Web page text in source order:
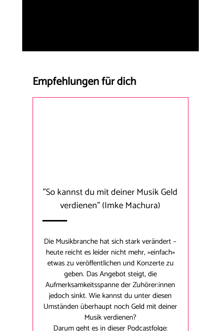
Empfehlungen für dich
"So kannst du mit deiner Musik Geld
verdienen"(Imke Machura)
Die Musikbranche hat sich stark verändert –
heute reicht es leider nicht mehr, »einfach«
etwas zu veröffentlichen und Konzerte zu
geben. Das Angebot steigt, die
Aufmerksamkeitsspanne der Zuhörer:innen
jedoch sinkt. Wie kannst du unter diesen
Umständen überhaupt noch Geld mit deiner
Musik verdienen?
Darum geht es in dieser Podcastfolge: